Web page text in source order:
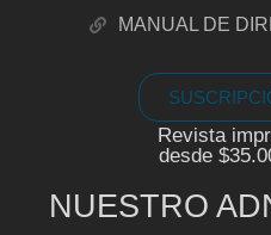
MANUAL DE
Revista
desde
NUESTRO